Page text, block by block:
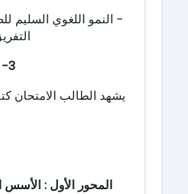
- النمو اللغوي السليم
3- طريقة التقويم: امتحان
يشهد الطالب الامتحان
المحور الأول : الأسس